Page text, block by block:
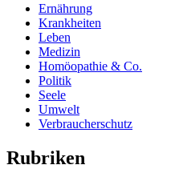
Ernährung
Krankheiten
Leben
Medizin
Homöopathie & Co.
Politik
Seele
Umwelt
Verbraucherschutz
Rubriken